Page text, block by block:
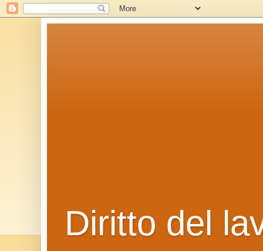
Diritto del